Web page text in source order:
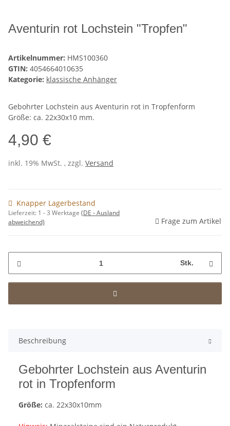
Aventurin rot Lochstein "Tropfen"
Artikelnummer: HMS100360
GTIN: 4054664010635
Kategorie: klassische Anhänger
Gebohrter Lochstein aus Aventurin rot in Tropfenform
Größe: ca. 22x30x10 mm.
4,90 €
inkl. 19% MwSt. , zzgl. Versand
Knapper Lagerbestand
Lieferzeit: 1 - 3 Werktage (DE - Ausland
abweichend)
Frage zum Artikel
Stk.
Beschreibung
Gebohrter Lochstein aus Aventurin
rot in Tropfenform
Größe: ca. 22x30x10mm